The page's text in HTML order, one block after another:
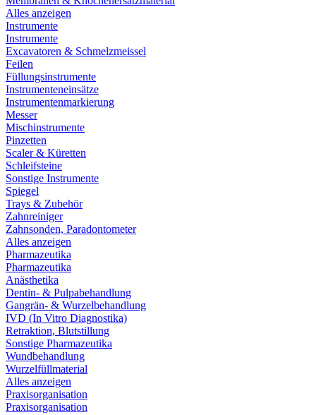
Alles anzeigen
Instrumente
Instrumente
Excavatoren & Schmelzmeissel
Feilen
Füllungsinstrumente
Instrumenteneinsätze
Instrumentenmarkierung
Messer
Mischinstrumente
Pinzetten
Scaler & Küretten
Schleifsteine
Sonstige Instrumente
Spiegel
Trays & Zubehör
Zahnreiniger
Zahnsonden, Paradontometer
Alles anzeigen
Pharmazeutika
Pharmazeutika
Anästhetika
Dentin- & Pulpabehandlung
Gangrän- & Wurzelbehandlung
IVD (In Vitro Diagnostika)
Retraktion, Blutstillung
Sonstige Pharmazeutika
Wundbehandlung
Wurzelfüllmaterial
Alles anzeigen
Praxisorganisation
Praxisorganisation